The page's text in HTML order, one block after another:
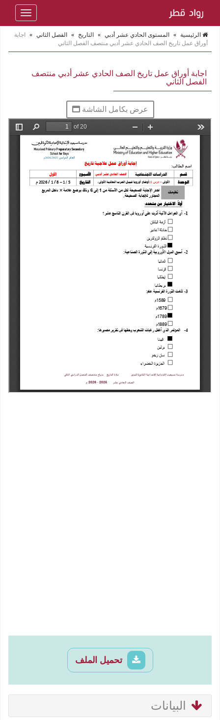
Toggle
الرئيسية » المستوى الحادي عشر أدبي » التاريخ » الفصل الثاني »
اجابة
أوراق عمل تاريخ الصف الحادي عشر أدبي منتصف الفصل الثاني
اجابة أوراق عمل تاريخ الصف الحادي عشر أدبي منتصف
الفصل الثاني
عرض بكامل الشاشة
تحميل الملف
البيانات